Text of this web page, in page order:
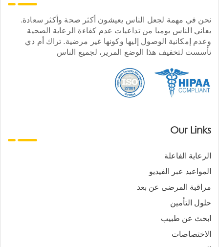
نحن في مهمة لجعل الناس يعيشون أكثر صحة وأكثر سعادة.
يعاني الناس يوميا من تداعيات عدم كفاءة الرعاية الصحية
وعدم إمكانية الوصول إليها وكونها غير مرضية. تراك أم دي
تأسست لتخفيف هذا الوضع المرير، لجميع الناس
Our Links
الرعاية الفاعلة
المواعيد عبر الفيديو
مراقبة المرضى عن بعد
حلول التأمين
ابحث عن طبيب
الاختصاصات